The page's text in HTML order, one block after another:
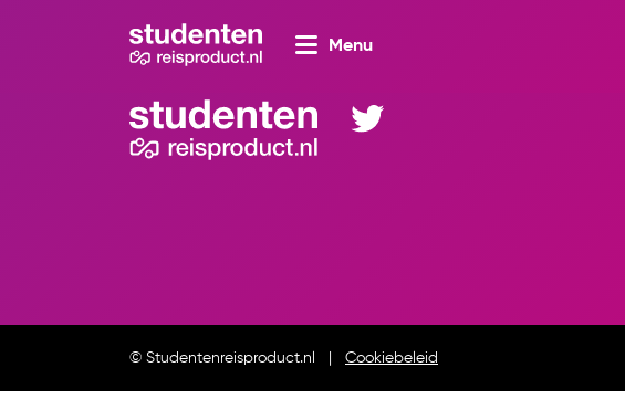
Menu
© Studentenreisproduct.nl Cookiebeleid